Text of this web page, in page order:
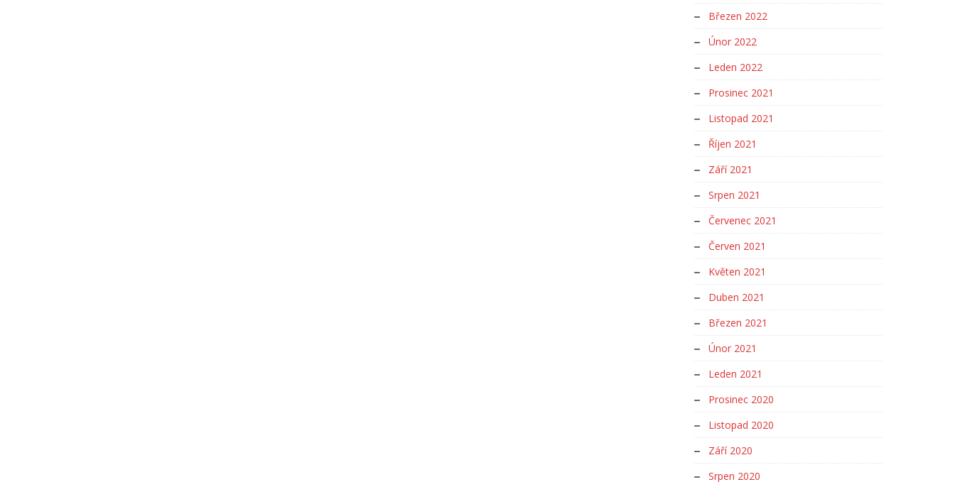
Březen 2022
Únor 2022
Leden 2022
Prosinec 2021
Listopad 2021
Říjen 2021
Září 2021
Srpen 2021
Červenec 2021
Červen 2021
Květen 2021
Duben 2021
Březen 2021
Únor 2021
Leden 2021
Prosinec 2020
Listopad 2020
Září 2020
Srpen 2020